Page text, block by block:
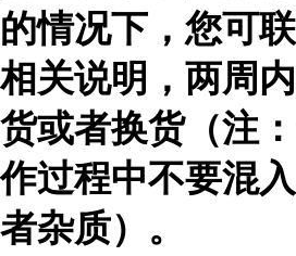
的情况下，您可
相关说明，两周
货或者换货（注
作过程中不要混
者杂质）。